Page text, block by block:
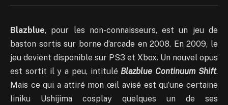
Blazblue, pour les non-connaisseurs, est un jeu de
baston sortis sur borne d’arcade en 2008. En 2009, le
jeu devient disponible sur PS3 et Xbox. Un nouvel opus
est sortit il y a peu, intitulé Blazblue Continuum Shift.
Mais ce qui a attiré mon œil avisé est qu’une certaine
Iiniku Ushijima cosplay quelques un de ses